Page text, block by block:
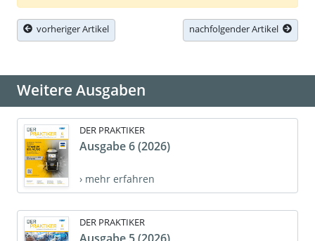
vorheriger Artikel nachfolgender Artikel
Weitere Ausgaben
DER PRAKTIKER
Ausgabe 6 (2026)
› mehr erfahren
DER PRAKTIKER